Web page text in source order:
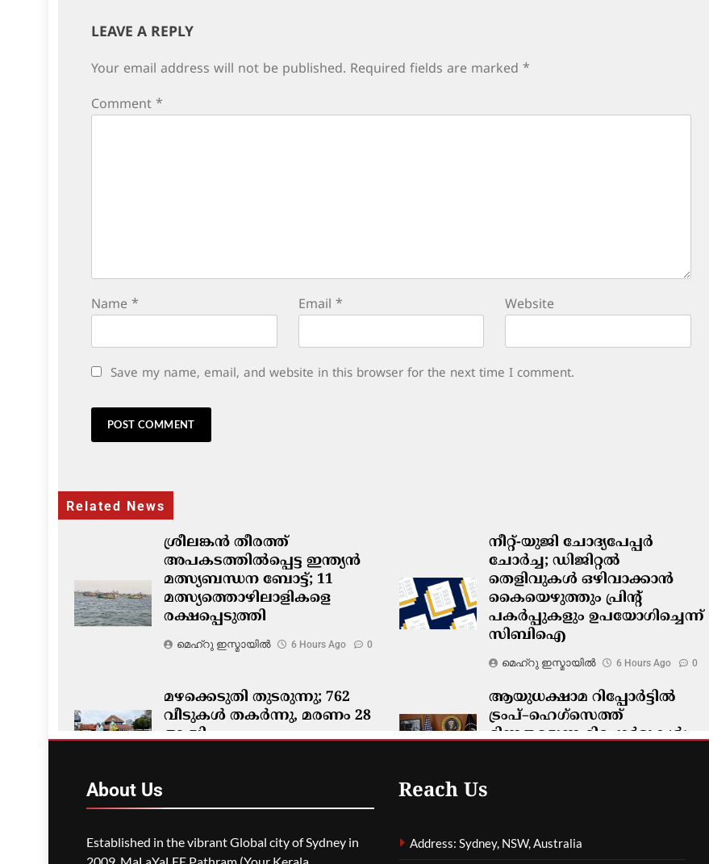
LEAVE A REPLY
Your email address will not be published. Required fields are marked *
Comment *
Name * Email * Website
Save my name, email, and website in this browser for the next time I comment.
Related News
ശ്രീലങ്കൻ തീരത്ത്
അപകടത്തിൽപ്പെട്ട ഇന്ത്യൻ
മത്സ്യബന്ധന ബോട്ട്; 11
മത്സ്യത്തൊഴിലാളികളെ
രക്ഷപ്പെടുത്തി
മെഹ്റു ഇസ്മായില്‍ 6 Hours Ago 0
നീറ്റ്-യുജി ചോദ്യപേപ്പർ
ചോർച്ച; ഡിജിറ്റൽ
തെളിവുകൾ ഒഴിവാക്കാൻ
കൈയെഴുത്തും പ്രിന്റ്
പകർപ്പുകളും ഉപയോഗിച്ചെന്ന്
സിബിഐ
മെഹ്റു ഇസ്മായില്‍ 6 Hours Ago 0
മഴക്കെടുതി തുടരുന്നു; 762
വീടുകൾ തകർന്നു, മരണം 28
ആയി
ആയുധക്ഷാമ റിപ്പോർട്ടിൽ
ട്രംപ്–ഹെഗ്‌സെത്ത്
ഭിന്നതയെന്ന റിപ്പോർട്ടുകൾ;
About Us
Established in the vibrant Global city of Sydney in
Reach Us
Address: Sydney, NSW, Australia